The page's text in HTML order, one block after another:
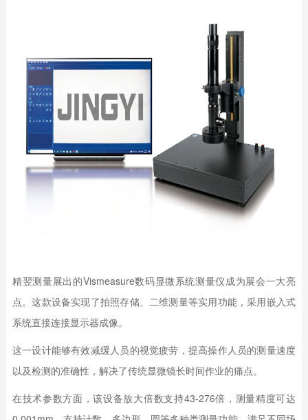
精翌测量展出的Vismeasure数码显微系统测量仪成为展会一大亮
点。这款设备实现了拍照存储、二维测量等实用功能，采用嵌入式
系统直接连接显示器成像。
这一设计能够有效减缓人员的视觉疲劳，提高操作人员的测量速度
以及检测的准确性，解决了传统显微镜长时间作业的痛点。
在技术参数方面，该设备放大倍数支持43-276倍，测量精度可达